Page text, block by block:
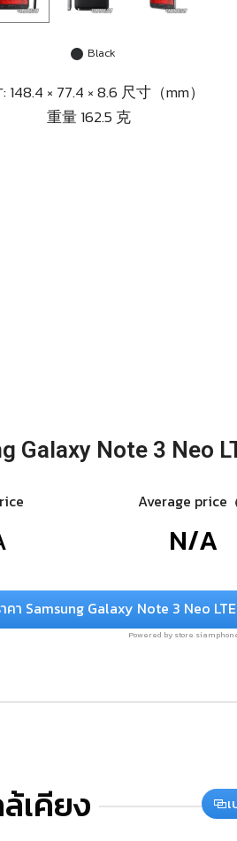
Black
148.4 × 77.4 × 8.6 尺寸（mm）
重量 162.5 克
Galaxy Note 3 Neo
Average price
N/A
คา Samsung Galaxy Note 3 Neo LTE
Powered by
เคียง